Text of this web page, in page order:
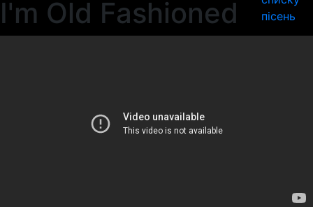
I'm Old Fashioned
пісень